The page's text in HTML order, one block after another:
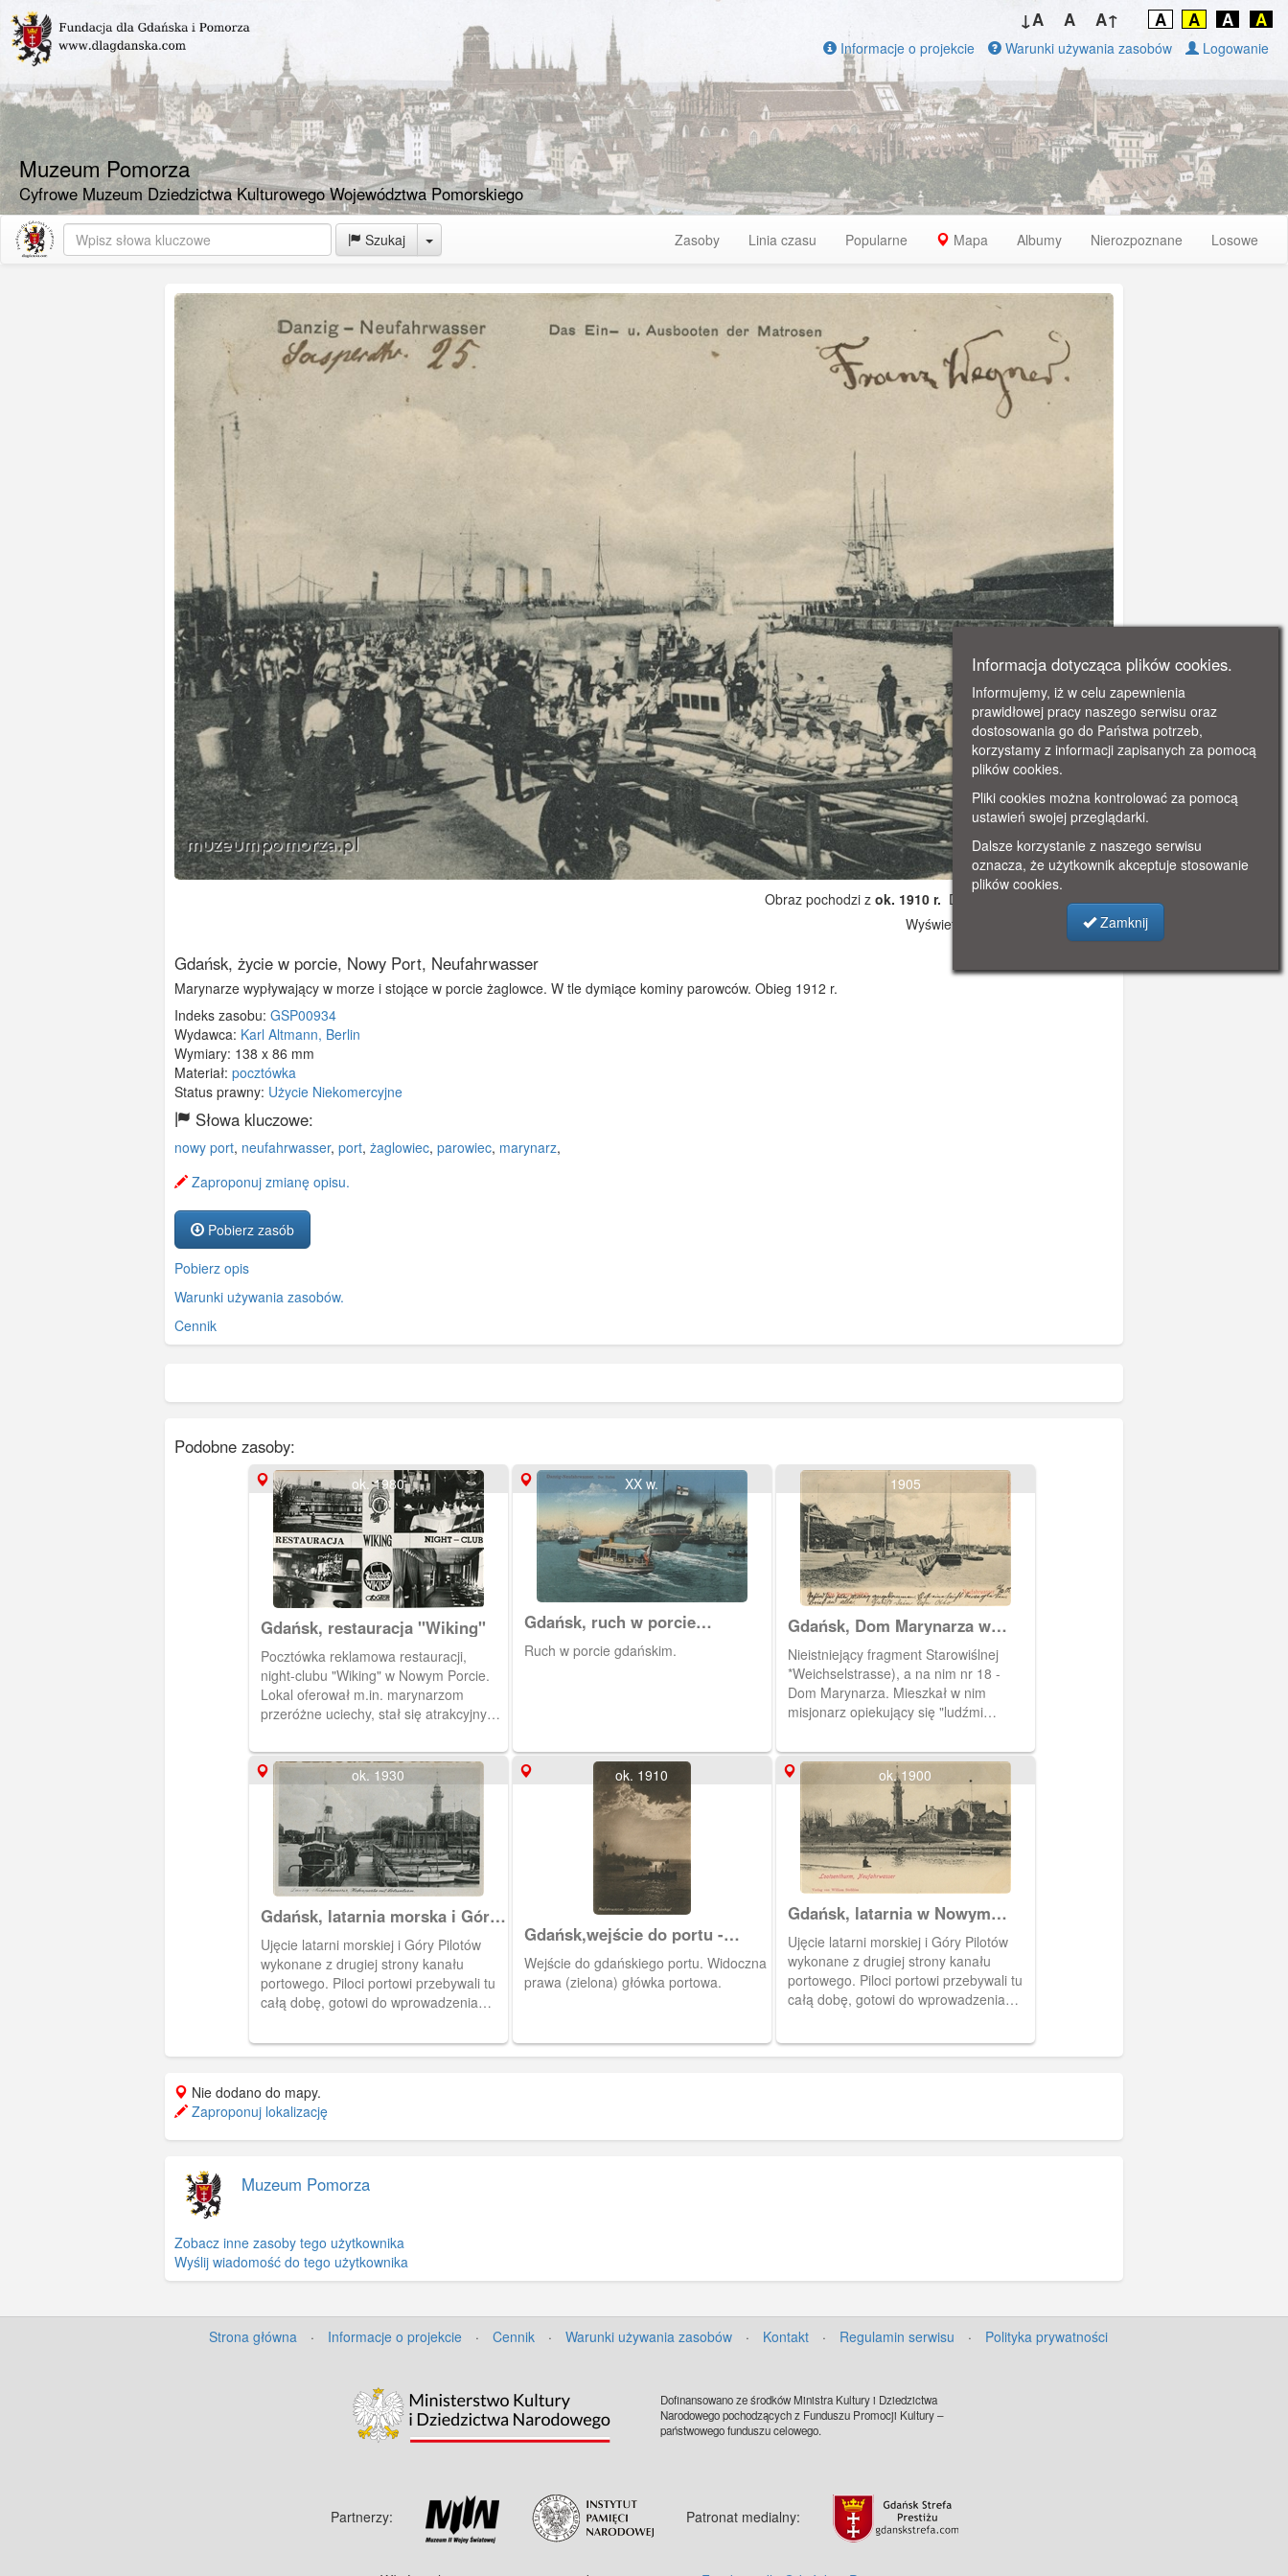
Muzeum Pomorza
Cyfrowe Muzeum Dziedzictwa Kulturowego Województwa Pomorskiego
↓A A A↑ A A A A
Informacje o projekcie Warunki używania zasobów Logowanie
Szukaj Toggle Dropdown Zasoby Linia czasu Popularne Mapa Albumy Nierozpoznane Losowe
Obraz pochodzi z ok. 1910 r. Dodano: 2019-10-31 11:03
Wyświetlono: 6877
Gdańsk, życie w porcie, Nowy Port, Neufahrwasser
Marynarze wypływający w morze i stojące w porcie żaglowce. W tle dymiące kominy parowców. Obieg 1912 r.
Indeks zasobu: GSP00934
Wydawca: Karl Altmann, Berlin
Wymiary: 138 x 86 mm
Materiał: pocztówka
Status prawny: Użycie Niekomercyjne
Słowa kluczowe:
nowy port, neufahrwasser, port, żaglowiec, parowiec, marynarz,
Zaproponuj zmianę opisu.
Pobierz zasób
Pobierz opis
Warunki używania zasobów.
Cennik
Podobne zasoby:
ok. 1980
Gdańsk, restauracja "Wiking"
Pocztówka reklamowa restauracji,
night-clubu "Wiking" w Nowym Porcie.
Lokal oferował m.in. marynarzom
przeróżne uciechy, stał się atrakcyjnym
specjalnych, lecz także dla pisarzy.
XX w.
Gdańsk, ruch w porcie
gdańskim
Ruch w porcie gdańskim.
1905
Gdańsk, Dom Marynarza w
Nowym Porcie
Nieistniejący fragment Starowiślnej
*Weichselstrasse), a na nim nr 18 -
Dom Marynarza. Mieszkał w nim
misjonarz opiekujący się "ludźmi
ok. 1930
Gdańsk, latarnia morska i Góra
Pilotów w Nowym Porcie
Ujęcie latarni morskiej i Góry Pilotów
wykonane z drugiej strony kanału
portowego. Piloci portowi przebywali tu
całą dobę, gotowi do wprowadzenia
ok. 1910
Gdańsk,wejście do portu -
Nowy Port.
Wejście do gdańskiego portu. Widoczna
prawa (zielona) główka portowa.
ok. 1900
Gdańsk, latarnia w Nowym
Porcie
Ujęcie latarni morskiej i Góry Pilotów
wykonane z drugiej strony kanału
portowego. Piloci portowi przebywali tu
całą dobę, gotowi do wprowadzenia
Nie dodano do mapy.
Zaproponuj lokalizację
Muzeum Pomorza
Zobacz inne zasoby tego użytkownika
Wyślij wiadomość do tego użytkownika
Strona główna · Informacje o projekcie · Cennik · Warunki używania zasobów · Kontakt · Regulamin serwisu · Polityka prywatności
Dofinansowano ze środków Ministra Kultury i Dziedzictwa
Narodowego pochodzących z Funduszu Promocji Kultury –
państwowego funduszu celowego.
Partnerzy: Patronat medialny:
Informacja dotycząca plików cookies.
Informujemy, iż w celu zapewnienia
prawidłowej pracy naszego serwisu oraz
dostosowania go do Państwa potrzeb,
korzystamy z informacji zapisanych za pomocą
plików cookies.
Pliki cookies można kontrolować za pomocą
ustawień swojej przeglądarki.
Dalsze korzystanie z naszego serwisu
oznacza, że użytkownik akceptuje stosowanie
plików cookies.
Zamknij